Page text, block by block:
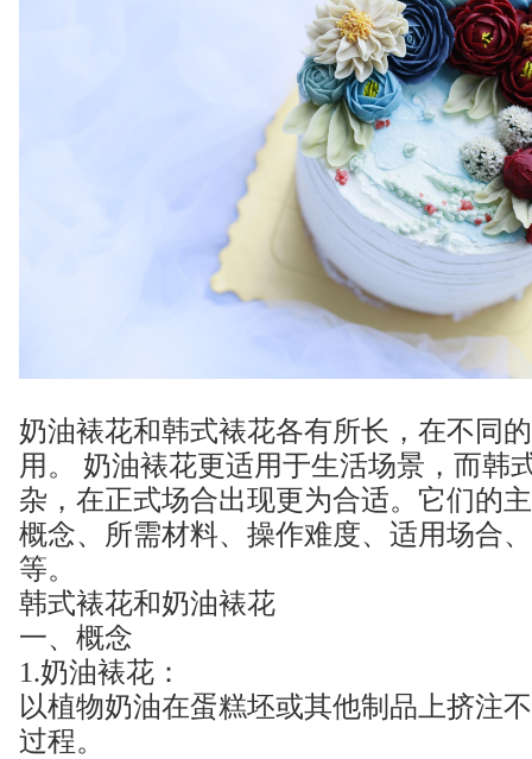
奶油裱花和韩式裱花各有所长，在不同
用。 奶油裱花更适用于生活场景，而韩
杂，在正式场合出现更为合适。它们的
概念、所需材料、操作难度、适用场合
等。
韩式裱花和奶油裱花
一、概念
1.奶油裱花：
以植物奶油在蛋糕坯或其他制品上挤注
过程。